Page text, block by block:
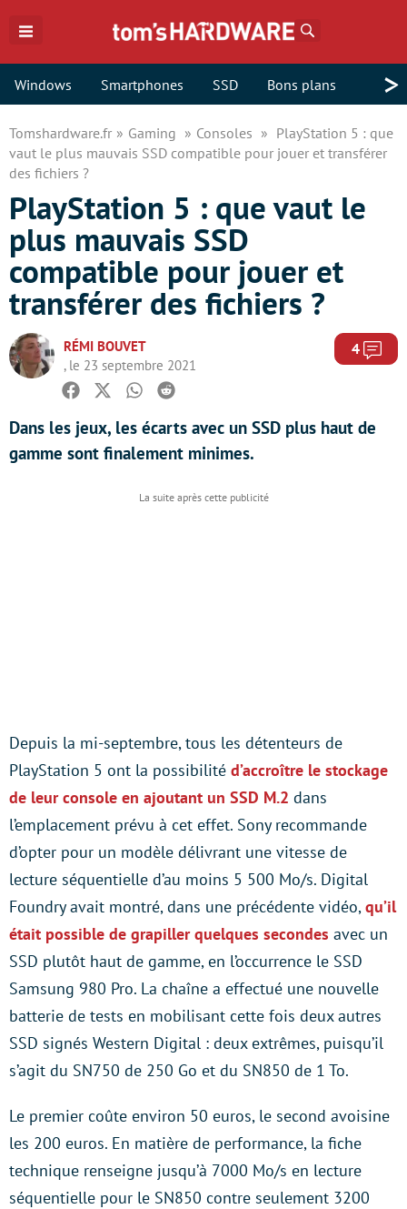
Windows Smartphones SSD Bons plans >
Tomshardware.fr Gaming Consoles
PlayStation 5 : que
vaut le plus mauvais SSD compatible pour jouer et transférer
des fichiers ?
PlayStation 5 : que vaut le
plus mauvais SSD
compatible pour jouer et
transférer des fichiers ?
RÉMI BOUVET
, le 23 septembre 2021
4
Facebook
TwitterWhatsapp
Reddit
Dans les jeux, les écarts avec un SSD plus haut de
gamme sont finalement minimes.
Depuis la mi-septembre, tous les détenteurs de
PlayStation 5 ont la possibilité d’accroître le stockage
de leur console en ajoutant un SSD M.2 dans
l’emplacement prévu à cet effet. Sony recommande
d’opter pour un modèle délivrant une vitesse de
lecture séquentielle d’au moins 5 500 Mo/s. Digital
Foundry avait montré, dans une précédente vidéo,qu’il
était possible de grapiller quelques secondes avec un
SSD plutôt haut de gamme, en l’occurrence le SSD
Samsung 980 Pro. La chaîne a effectué une nouvelle
batterie de tests en mobilisant cette fois deux autres
SSD signés Western Digital : deux extrêmes, puisqu’il
s’agit du SN750 de 250 Go et du SN850 de 1 To.
Le premier coûte environ 50 euros, le second avoisine
les 200 euros. En matière de performance, la fiche
technique renseigne jusqu’à 7000 Mo/s en lecture
séquentielle pour le SN850 contre seulement 3200